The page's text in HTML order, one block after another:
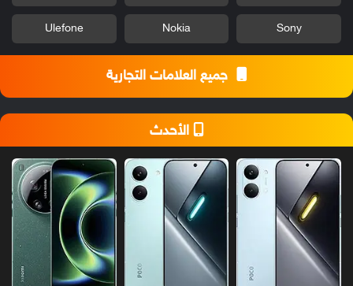
Sony
Nokia
Ulefone
جميع العلامات التجارية
الأحدث